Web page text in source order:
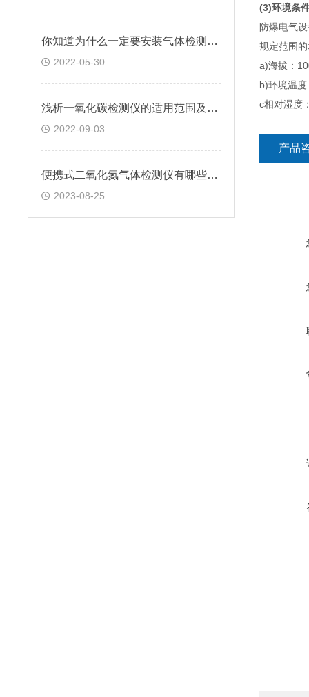
你知道为什么一定要安装气体检测仪吗
2022-05-30
浅析一氧化碳检测仪的适用范围及环境
2022-09-03
便携式二氧化氮气体检测仪有哪些特点？
2023-08-25
(3)环境条
防爆电气
规定范围
a)海拔：
b)环境温
c相对湿度
产品